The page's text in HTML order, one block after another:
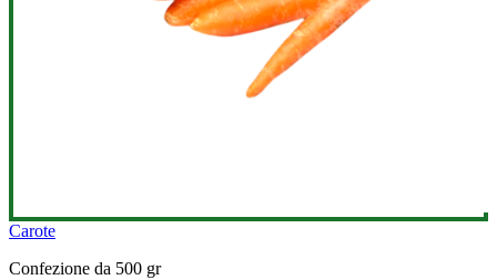
Carote
Confezione da 500 gr